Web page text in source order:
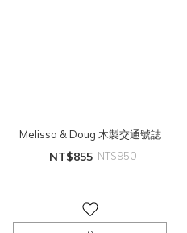
Melissa & Doug 木製交通號誌
NT$855 NT$950